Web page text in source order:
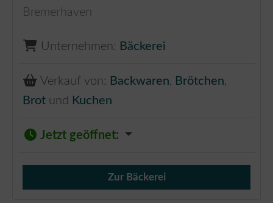
Bremerhaven
Unternehmen: Bäckerei
Verkauf von: Backwaren, Brötchen,
Brot und Kuchen
Jetzt geöffnet:
Verkauf von Brötchen,
Zur Bäckerei